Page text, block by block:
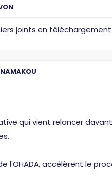
joints en
qui vient relancer
l'OHADA, accélèrent le